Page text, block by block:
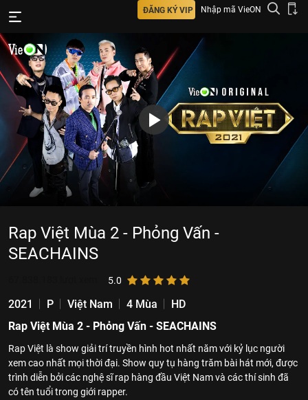
ĐĂNG KÝ VIP Nhập mã VieON
Rap Việt Mùa 2 - Phỏng Vấn -
SEACHAINS
5.0
2021 P Việt Nam 4 Mùa
HD
Rap Việt Mùa 2 - Phỏng Vấn - SEACHAINS
Rap Việt là show giải trí truyền hình hot nhất năm với kỷ lục người
xem cao nhất mọi thời đại. Show quy tụ hàng trăm bài hát mới, được
trình diễn bởi các nghệ sĩ rap hàng đầu Việt Nam và các thí sinh đã
có tên tuổi trong giới rapper.